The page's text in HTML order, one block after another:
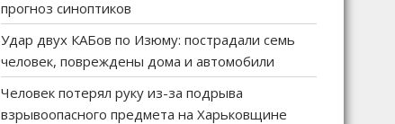
прогноз синоптиков
Удар двух КАБов по Изюму: пострадали семь
человек, повреждены дома и автомобили
Человек потерял руку из-за подрыва
взрывоопасного предмета на Харьковщине